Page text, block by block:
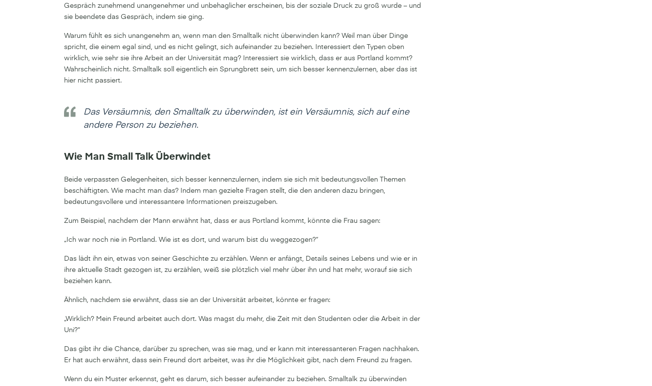
Gespräch zunehmend unangenehmer und unbehaglicher erscheinen, bis der soziale Druck zu groß wurde – und
sie beendete das Gespräch, indem sie ging.
Warum fühlt es sich unangenehm an, wenn man den Smalltalk nicht überwinden kann? Weil man über Dinge
spricht, die einem egal sind, und es nicht gelingt, sich aufeinander zu beziehen. Interessiert den Typen oben
wirklich, wie sehr sie ihre Arbeit an der Universität mag? Interessiert sie wirklich, dass er aus Portland kommt?
Wahrscheinlich nicht. Smalltalk soll eigentlich ein Sprungbrett sein, um sich besser kennenzulernen, aber das ist
hier nicht passiert.
Das Versäumnis, den Smalltalk zu überwinden, ist ein Versäumnis, sich auf eine
andere Person zu beziehen.
Wie Man Small Talk Überwindet
Beide verpassten Gelegenheiten, sich besser kennenzulernen, indem sie sich mit bedeutungsvollen Themen
beschäftigten. Wie macht man das? Indem man gezielte Fragen stellt, die den anderen dazu bringen,
bedeutungsvollere und interessantere Informationen preiszugeben.
Zum Beispiel, nachdem der Mann erwähnt hat, dass er aus Portland kommt, könnte die Frau sagen:
„Ich war noch nie in Portland. Wie ist es dort, und warum bist du weggezogen?“
Das lädt ihn ein, etwas von seiner Geschichte zu erzählen. Wenn er anfängt, Details seines Lebens und wie er in
ihre aktuelle Stadt gezogen ist, zu erzählen, weiß sie plötzlich viel mehr über ihn und hat mehr, worauf sie sich
beziehen kann.
Ähnlich, nachdem sie erwähnt, dass sie an der Universität arbeitet, könnte er fragen:
„Wirklich? Mein Freund arbeitet auch dort. Was magst du mehr, die Zeit mit den Studenten oder die Arbeit in der
Uni?“
Das gibt ihr die Chance, darüber zu sprechen, was sie mag, und er kann mit interessanteren Fragen nachhaken.
Er hat auch erwähnt, dass sein Freund dort arbeitet, was ihr die Möglichkeit gibt, nach dem Freund zu fragen.
Wenn du ein Muster erkennst, geht es darum, sich besser aufeinander zu beziehen. Smalltalk zu überwinden